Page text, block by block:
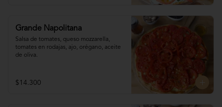
Grande Napolitana
Salsa de tomates, queso mozzarella,
tomates en rodajas, ajo, orégano, aceite
de oliva.
$14.300